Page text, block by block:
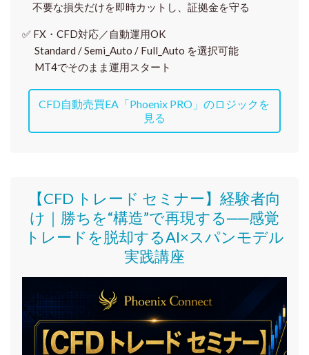
不要な損失だけを即時カットし、証拠金を守る
✅ FX・CFD対応／自動運用OK
Standard / Semi_Auto / Full_Auto を選択可能
MT4でそのまま運用スタート
CFD自動売買EA「Phoenix PRO」のロジックを
見る
【CFD トレード セミナー】 経験者向
け｜ 勝ちを“構造”で再現する──感覚
トレードを脱却するAI×スパンモデル
実践講座